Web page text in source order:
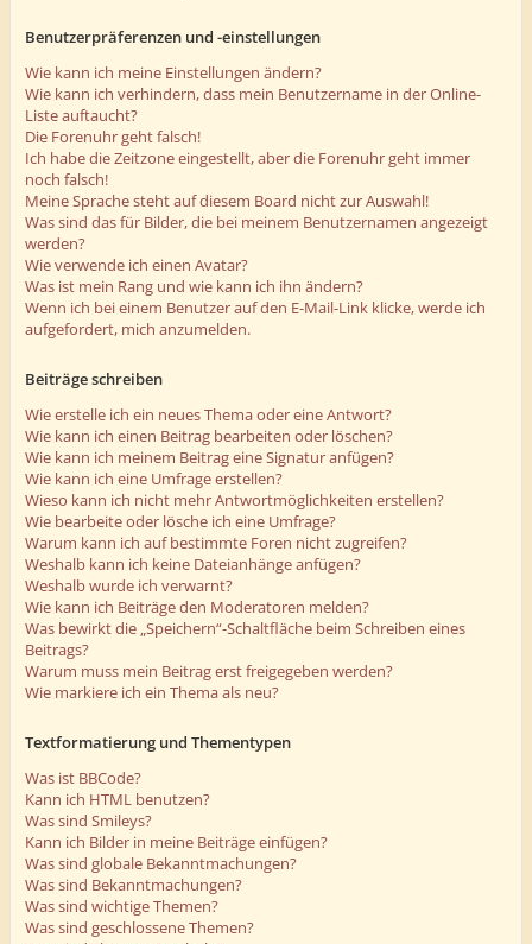
Benutzerpräferenzen und -einstellungen
Wie kann ich meine Einstellungen ändern?
Wie kann ich verhindern, dass mein Benutzername in der Online-
Liste auftaucht?
Die Forenuhr geht falsch!
Ich habe die Zeitzone eingestellt, aber die Forenuhr geht immer
noch falsch!
Meine Sprache steht auf diesem Board nicht zur Auswahl!
Was sind das für Bilder, die bei meinem Benutzernamen angezeigt
werden?
Wie verwende ich einen Avatar?
Was ist mein Rang und wie kann ich ihn ändern?
Wenn ich bei einem Benutzer auf den E-Mail-Link klicke, werde ich
aufgefordert, mich anzumelden.
Beiträge schreiben
Wie erstelle ich ein neues Thema oder eine Antwort?
Wie kann ich einen Beitrag bearbeiten oder löschen?
Wie kann ich meinem Beitrag eine Signatur anfügen?
Wie kann ich eine Umfrage erstellen?
Wieso kann ich nicht mehr Antwortmöglichkeiten erstellen?
Wie bearbeite oder lösche ich eine Umfrage?
Warum kann ich auf bestimmte Foren nicht zugreifen?
Weshalb kann ich keine Dateianhänge anfügen?
Weshalb wurde ich verwarnt?
Wie kann ich Beiträge den Moderatoren melden?
Was bewirkt die „Speichern“-Schaltfläche beim Schreiben eines
Beitrags?
Warum muss mein Beitrag erst freigegeben werden?
Wie markiere ich ein Thema als neu?
Textformatierung und Thementypen
Was ist BBCode?
Kann ich HTML benutzen?
Was sind Smileys?
Kann ich Bilder in meine Beiträge einfügen?
Was sind globale Bekanntmachungen?
Was sind Bekanntmachungen?
Was sind wichtige Themen?
Was sind geschlossene Themen?